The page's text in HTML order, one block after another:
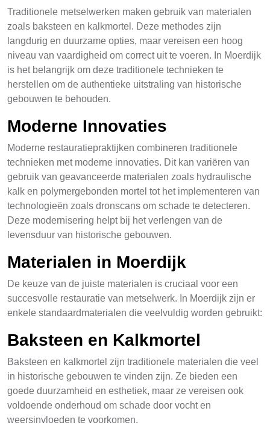
Traditionele metselwerken maken gebruik van materialen
zoals baksteen en kalkmortel. Deze methodes zijn
langdurig en duurzame opties, maar vereisen een hoog
niveau van vaardigheid om correct uit te voeren. In Moerdijk
is het belangrijk om deze traditionele technieken te
herstellen om de authentieke uitstraling van historische
gebouwen te behouden.
Moderne Innovaties
Moderne restauratiepraktijken combineren traditionele
technieken met moderne innovaties. Dit kan variëren van
gebruik van geavanceerde materialen zoals hydraulische
kalk en polymergebonden mortel tot het implementeren van
technologieën zoals dronscans om schade te detecteren.
Deze modernisering helpt bij het verlengen van de
levensduur van historische gebouwen.
Materialen in Moerdijk
De keuze van de juiste materialen is cruciaal voor een
succesvolle restauratie van metselwerk. In Moerdijk zijn er
enkele standaardmaterialen die veelvuldig worden gebruikt:
Baksteen en Kalkmortel
Baksteen en kalkmortel zijn traditionele materialen die veel
in historische gebouwen te vinden zijn. Ze bieden een
goede duurzamheid en esthetiek, maar ze vereisen ook
voldoende onderhoud om schade door vocht en
weersinvloeden te voorkomen.